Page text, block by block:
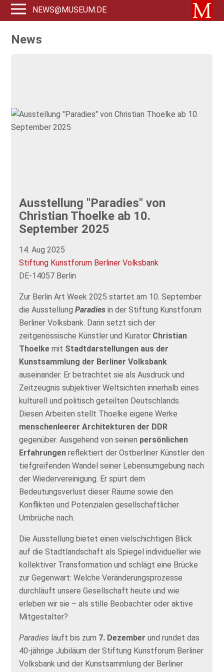
NEWS@MUSEUM.DE
News
Ausstellung "Paradies" von
Christian Thoelke ab 10.
September 2025
14. Aug 2025
Stiftung Kunstforum Berliner Volksbank
DE-14057 Berlin
Zur Berlin Art Week 2025 startet am 10. September
die AusstellungParadies in der Stiftung Kunstforum
Berliner Volksbank. Darin setzt sich der
zeitgenössische Künstler und Kurator Christian
Thoelke mit Stadtdarstellungen aus der
Kunstsammlung der Berliner Volksbank
auseinander. Er betrachtet sie als Ausdruck und
Zeitzeugnis subjektiver Weltsichten innerhalb eines
kulturell und politisch geteilten Deutschlands.
Diesen Arbeiten stellt Thoelke eigene Werke
menschenleerer Architekturen der DDR
gegenüber. Ausgehend von seinen persönlichen
Erfahrungen reflektiert der Ostberliner Künstler den
tiefgreifenden Wandel seiner Lebensumgebung nach
der Wiedervereinigung. Er spürt dem
Bedeutungsverlust dieser Räume sowie den
Konflikten und Potenzialen gesellschaftlicher
Umbrüche nach.
Die Ausstellung bietet einen vielschichtigen Blick
auf die Stadtlandschaft als Spiegel individueller wie
kollektiver Transformation und schlägt eine Brücke
zur Gegenwart: Welche Veränderungsprozesse
durchläuft unsere Gesellschaft heute und wie
erleben wir sie – als stille Beobachter oder aktive
Mitgestalter?
Paradies läuft bis zum 7. Dezember und rundet das
40-jährige Jubiläum der Stiftung Kunstforum Berliner
Volksbank und der Kunstsammlung der Berliner